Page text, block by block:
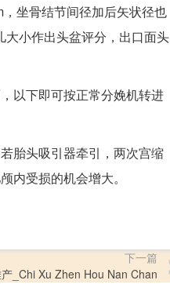
坐骨结节间径加后矢状径也
小作出头盆评分，出口面头
以下即可按正常分娩机转进
胎头吸引器牵引，两次宫缩
内受损的机会增大。
下一篇
_Chi Xu Zhen Hou Nan Chan